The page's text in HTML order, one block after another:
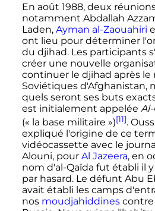
En août 1988, deux
notamment Abdallah
Laden, Ayman al-Zaouahiri
ont lieu pour déterminer
du djihad. Les participants
créer une nouvelle
continuer le djihad après le
Soviétiques d'Afghanistan,
quels seront ses buts
est initialement appelée
(« la base militaire »)[11].
expliqué l'origine de ce
vidéocassette avec le
Alouni, pour Al Jazeera, en
nom d'al-Qaïda fut établi il
par hasard. Le défunt Abu
avait établi les camps
nos moudjahiddinescontre